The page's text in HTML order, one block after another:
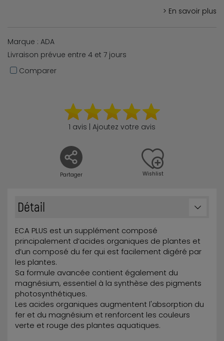
> En savoir plus
Marque : ADA
Livraison prévue entre 4 et 7 jours
Comparer
Partager
1 avis | Ajoutez votre avis
Wishlist
Détail
ECA PLUS est un supplément composé
principalement d’acides organiques de plantes et
d’un composé du fer qui est facilement digéré par
les plantes.
Sa formule avancée contient également du
magnésium, essentiel à la synthèse des pigments
photosynthétiques.
Les acides organiques augmentent l'absorption du
fer et du magnésium et renforcent les couleurs
verte et rouge des plantes aquatiques.